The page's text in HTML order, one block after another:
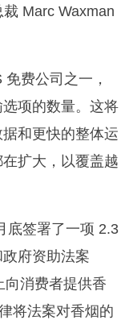
Marc Waxman
费公司之一，
项的数量。这将
和更快的整体运
扩大，以覆盖越
底签署了一项 2.3
府资助法案
向消费者提供香
将法案对香烟的